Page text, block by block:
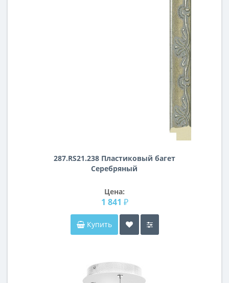
287.RS21.238 Пластиковый багет
Серебряный
Цена:
1 841 ₽
Купить